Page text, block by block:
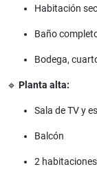
Habitación
Baño
Bodega,
🔹 Planta alta:
Sala de TV y
Balcón
2